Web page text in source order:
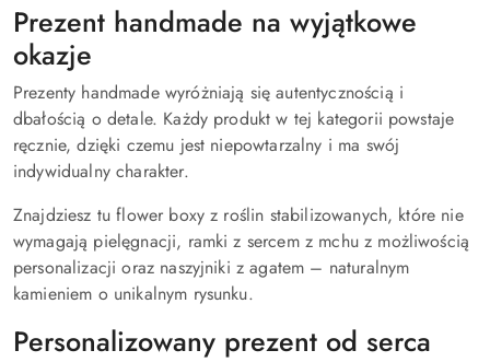
Prezent handmade na wyjątkowe
okazje
Prezenty handmade wyróżniają się autentycznością i
dbałością o detale. Każdy produkt w tej kategorii powstaje
ręcznie, dzięki czemu jest niepowtarzalny i ma swój
indywidualny charakter.
Znajdziesz tu flower boxy z roślin stabilizowanych, które nie
wymagają pielęgnacji, ramki z sercem z mchu z możliwością
personalizacji oraz naszyjniki z agatem – naturalnym
kamieniem o unikalnym rysunku.
Personalizowany prezent od serca